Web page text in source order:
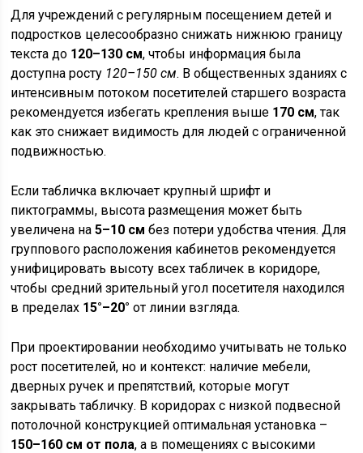
Для учреждений с регулярным посещением детей и
подростков целесообразно снижать нижнюю границу
текста до 120–130 см, чтобы информация была
доступна росту 120–150 см. В общественных зданиях с
интенсивным потоком посетителей старшего возраста
рекомендуется избегать крепления выше 170 см, так
как это снижает видимость для людей с ограниченной
подвижностью.
Если табличка включает крупный шрифт и
пиктограммы, высота размещения может быть
увеличена на5–10 см без потери удобства чтения. Для
группового расположения кабинетов рекомендуется
унифицировать высоту всех табличек в коридоре,
чтобы средний зрительный угол посетителя находился
в пределах 15°–20° от линии взгляда.
При проектировании необходимо учитывать не только
рост посетителей, но и контекст: наличие мебели,
дверных ручек и препятствий, которые могут
закрывать табличку. В коридорах с низкой подвесной
потолочной конструкцией оптимальная установка –
150–160 см от пола, а в помещениях с высокими